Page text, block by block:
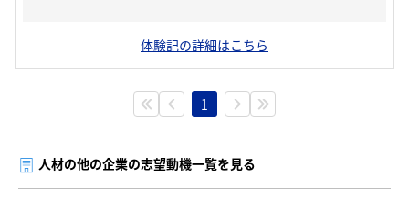
体験記の詳細はこちら
1
人材の他の企業の志望動機一覧を見る